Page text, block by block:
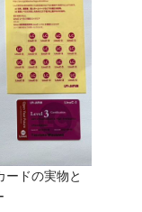
ードの実物と